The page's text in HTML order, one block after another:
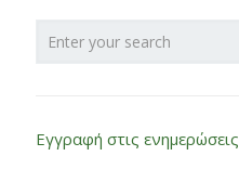
Εγγραφή στις ενημερώσεις